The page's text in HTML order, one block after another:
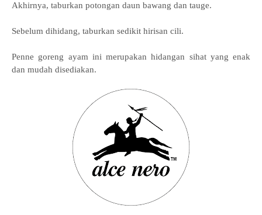
Akhirnya, taburkan potongan daun bawang dan tauge.
Sebelum dihidang, taburkan sedikit hirisan cili.
Penne goreng ayam ini merupakan hidangan sihat yang enak
dan mudah disediakan.